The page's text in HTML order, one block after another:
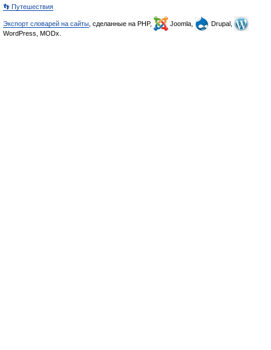
👣 Путешествия
Экспорт словарей на сайты , сделанные на PHP, Joomla,
Drupal,
WordPress, MODx.